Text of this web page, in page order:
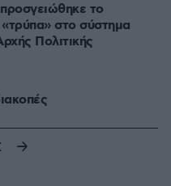
το
στο σύστημα
Πολιτικής